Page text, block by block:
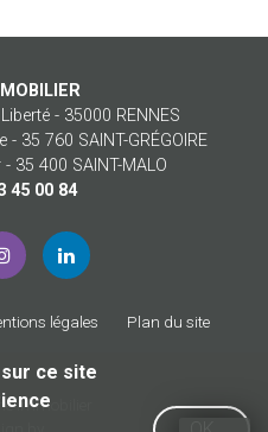
ce site
- 35000 RENNES
35 760 SAINT-GRÉGOIRE
35 400 SAINT-MALO
45 00 84
légales Plan du site
Immobilier